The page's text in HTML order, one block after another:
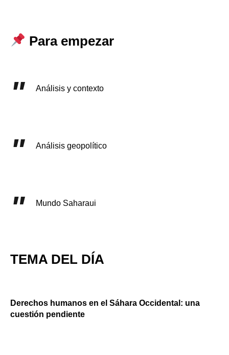
Para empezar
Análisis y contexto
Análisis geopolítico
Mundo Saharaui
TEMA DEL DÍA
Derechos humanos en el Sáhara Occidental: una
cuestión pendiente